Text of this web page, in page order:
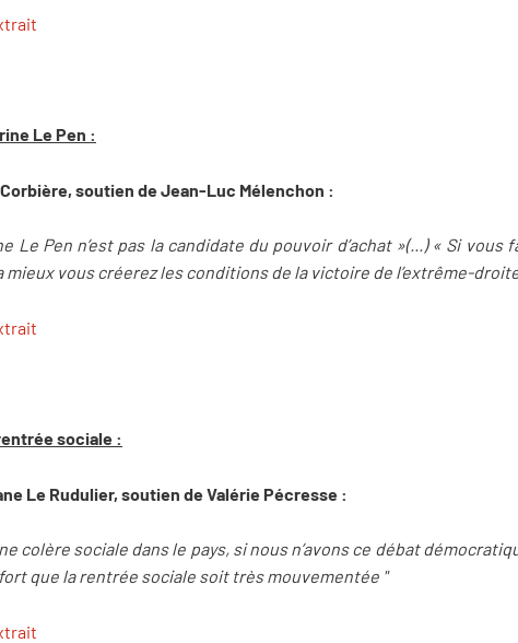
Le Pen :
soutien de Jean-Luc Mélenchon :
Le Pen n’est pas la candidate du pouvoir d’achat »(...) « Si
mieux vous créerez les conditions de la victoire de l’extrême-
sociale :
Le Rudulier, soutien de Valérie Pécresse :
colère sociale dans le pays, si nous n’avons ce débat
que la rentrée sociale soit très mouvementée "